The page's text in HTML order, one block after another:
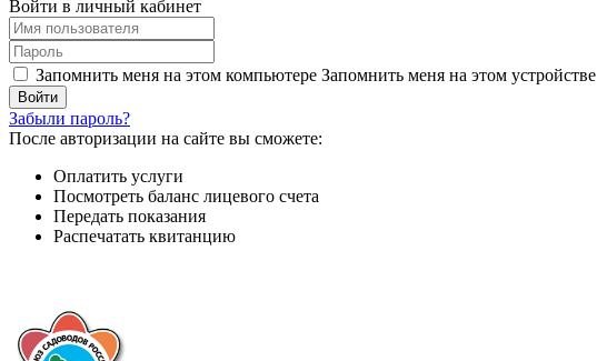
Войти в личный кабинет
Запомнить меня на этом компьютере Запомнить меня на этом устройстве
Забыли пароль?
После авторизации на сайте вы сможете:
Оплатить услуги
Посмотреть баланс лицевого счета
Передать показания
Распечатать квитанцию